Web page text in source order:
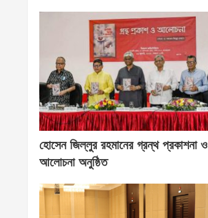
হোসেন জিল্লুর রহমানের গ্রন্থ প্রকাশনা ও
আলোচনা অনুষ্ঠিত